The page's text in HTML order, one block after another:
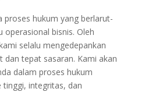
proses hukum yang berlarut-
operasional bisnis. Oleh
selalu mengedepankan
dan tepat sasaran. Kami akan
dalam proses hukum
integritas, dan